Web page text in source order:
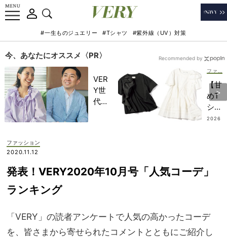
#一生ものジュエリー #Tシャツ #紫外線（UV）対策
今、あなたにオススメ〈PR〉
VER
Y世
代が
んと
考え
今、
NO
【甘
めT
シャ
ツに
だけ
れ
る！
2026
Recommended by
ファッション
2020.11.12
発表！VERY2020年10月号「人気コーデ」
ランキング
「VERY」の読者アンケートで人気の高かったコーデ
を、皆さまから寄せられたコメントとともにご紹介し